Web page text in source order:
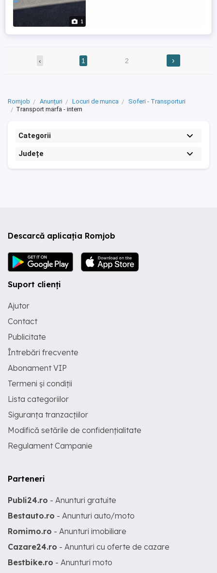
1
‹ 1 2 ›
Romjob Anunțuri Locuri de munca
Soferi - Transporturi
Transport marfa - intern
Categorii
Județe
Descarcă aplicația Romjob
Suport clienți
Ajutor
Contact
Publicitate
Întrebări frecvente
Abonament VIP
Termeni și condiții
Lista categoriilor
Siguranța tranzacțiilor
Modifică setările de confidențialitate
Regulament Campanie
Parteneri
Publi24.ro - Anunturi gratuite
Bestauto.ro - Anunturi auto/moto
Romimo.ro - Anunturi imobiliare
Cazare24.ro - Anunturi cu oferte de cazare
Bestbike.ro - Anunturi moto